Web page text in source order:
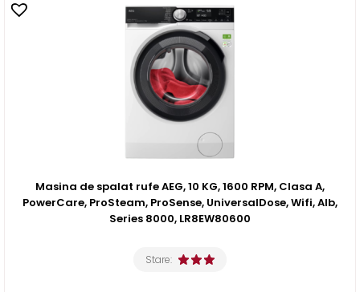
Masina de spalat rufe AEG, 10 KG, 1600 RPM, Clasa A,
PowerCare, ProSteam, ProSense, UniversalDose, Wifi, Alb,
Series 8000, LR8EW80600
Stare: